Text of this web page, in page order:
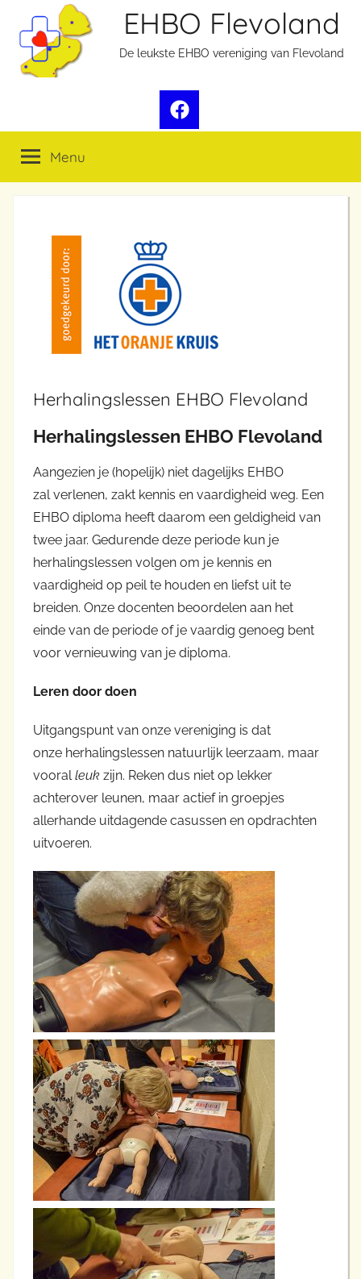
naar
inhoud
EHBO Flevoland
De leukste EHBO vereniging van Flevoland
Facebook
Menu
Herhalingslessen EHBO Flevoland
Herhalingslessen EHBO Flevoland
Aangezien je (hopelijk) niet dagelijks EHBO
zal verlenen, zakt kennis en vaardigheid weg. Een
EHBO diploma heeft daarom een geldigheid van
twee jaar. Gedurende deze periode kun je
herhalingslessen volgen om je kennis en
vaardigheid op peil te houden en liefst uit te
breiden. Onze docenten beoordelen aan het
einde van de periode of je vaardig genoeg bent
voor vernieuwing van je diploma.
Leren door doen
Uitgangspunt van onze vereniging is dat
onze herhalingslessen natuurlijk leerzaam, maar
vooralleuk zijn. Reken dus niet op lekker
achterover leunen, maar actief in groepjes
allerhande uitdagende casussen en opdrachten
uitvoeren.